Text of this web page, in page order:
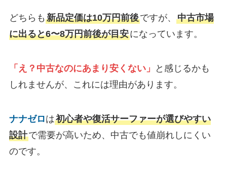
どちらも 新品定価は10万円前後ですが、 中古市場
に出ると6〜8万円前後が目安になっています。
「え？中古なのにあまり安くない」
と感じるかも
しれませんが、これには理由があります。
ナナゼロは初心者や復活サーファーが選びやすい
設計で需要が高いため、中古でも値崩れしにくい
のです。